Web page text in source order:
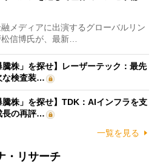
メディアに出演するグローバルリン
信博氏が、最新…
騰株」を探せ】レーザーテック：最先
な検査装…
騰株」を探せ】TDK：AIインフラを支
長の再評…
一覧を見る
・リサーチ